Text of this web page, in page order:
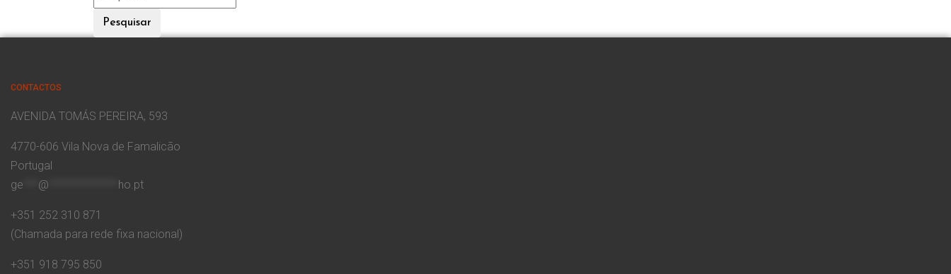
Pesquisar
CONTACTOS
AVENIDA TOMÁS PEREIRA, 593
4770-606 Vila Nova de Famalicão
Portugal
ge
@ ho.pt
+351 252 310 871
(Chamada para rede fixa nacional)
+351 918 795 850